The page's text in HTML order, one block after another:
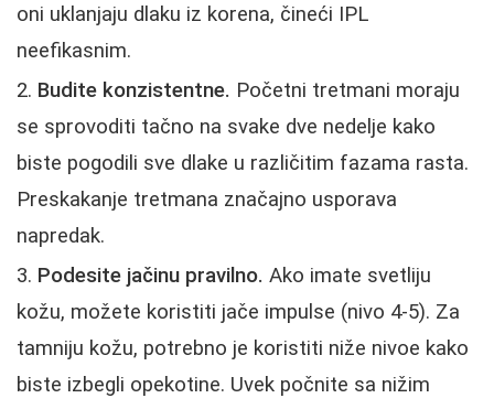
oni uklanjaju dlaku iz korena, čineći IPL
neefikasnim.
Budite konzistentne. Početni tretmani moraju
se sprovoditi tačno na svake dve nedelje kako
biste pogodili sve dlake u različitim fazama rasta.
Preskakanje tretmana značajno usporava
napredak.
Podesite jačinu pravilno. Ako imate svetliju
kožu, možete koristiti jače impulse (nivo 4-5). Za
tamniju kožu, potrebno je koristiti niže nivoe kako
biste izbegli opekotine. Uvek počnite sa nižim